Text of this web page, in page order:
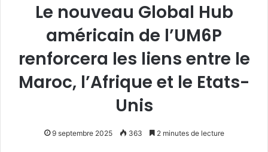
Le nouveau Global Hub
américain de l’UM6P
renforcera les liens entre le
Maroc, l’Afrique et le Etats-
Unis
9 septembre 2025 363 2 minutes de lecture